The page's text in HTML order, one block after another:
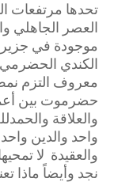
تحدها مرتفعات
العصر الجاهلي
موجودة في
الكندي
معروف التزم
حضرموت بين
والعلاقة
واحد والدين
والعقيدة لا
نجد وأيضاً